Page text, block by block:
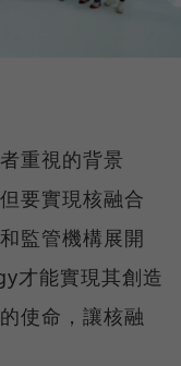
重視的背景
要實現核融合
監管機構展開
才能實現其創造
使命，讓核融